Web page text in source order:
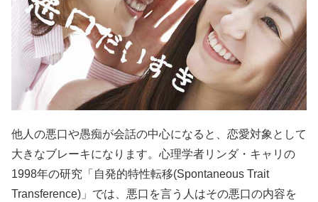
他人の悪口や愚痴が会話の中心になると、恋愛対象として
大きなブレーキになります。心理学者リンダ・キャリの
1998年の研究「自発的特性転移(Spontaneous Trait
Transference)」では、悪口を言う人はその悪口の内容を